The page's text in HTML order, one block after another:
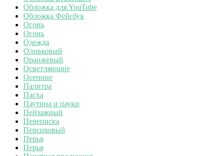
Обложка для YouTube
Обложка Фейсбук
Огонь
Огонь
Одежда
Оливковый
Оранжевый
Осветляющие
Осенние
Палитра
Пасха
Паутина и пауки
Пейзажный
Переписка
Персиковый
Перья
Перья